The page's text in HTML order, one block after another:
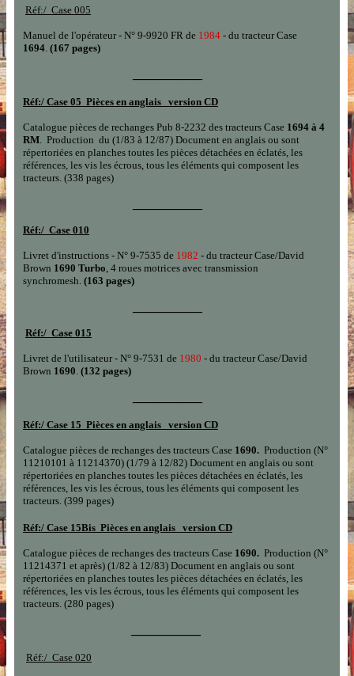
Réf:/ Case 005
Manuel de l'opérateur - N° 9-9920 FR de 1984 - du tracteur Case
1694. (167 pages)
Réf:/ Case 05 Pièces en anglais version CD
Catalogue pièces de rechanges Pub 8-2232 des tracteurs Case 1694 à 4
RM. Production du (1/83 à 12/87) Document en anglais ou sont
répertoriées en planches toutes les pièces détachées en éclatés, les
références, les vis les écrous, tous les éléments qui composent les
tracteurs. (338 pages)
Réf:/ Case 010
Livret d'instructions - N° 9-7535 de 1982 - du tracteur Case/David
Brown 1690 Turbo, 4 roues motrices avec transmission
synchromesh. (163 pages)
Réf:/ Case 015
Livret de l'utilisateur - N° 9-7531 de 1980 - du tracteur Case/David
Brown 1690. (132 pages)
Réf:/ Case 15 Pièces en anglais version CD
Catalogue pièces de rechanges des tracteurs Case 1690. Production (N°
11210101 à 11214370) (1/79 à 12/82) Document en anglais ou sont
répertoriées en planches toutes les pièces détachées en éclatés, les
références, les vis les écrous, tous les éléments qui composent les
tracteurs. (399 pages)
Réf:/ Case 15Bis Pièces en anglais version CD
Catalogue pièces de rechanges des tracteurs Case 1690. Production (N°
11214371 et après) (1/82 à 12/83) Document en anglais ou sont
répertoriées en planches toutes les pièces détachées en éclatés, les
références, les vis les écrous, tous les éléments qui composent les
tracteurs. (280 pages)
Réf:/ Case 020